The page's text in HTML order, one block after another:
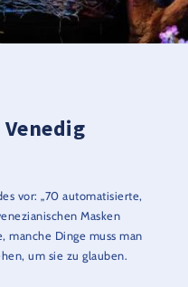
vor: „70 automatisierte,
Masken
manche Dinge muss man
um sie zu glauben.